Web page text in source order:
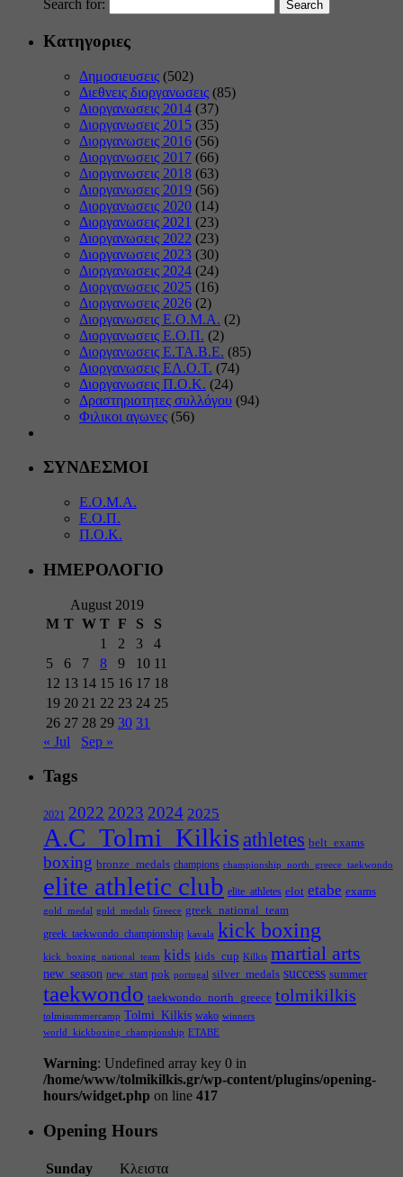
Search for:
Κατηγοριες
Δημοσιευσεις (502)
Διεθνεις διοργανωσεις (85)
Διοργανωσεις 2014 (37)
Διοργανωσεις 2015 (35)
Διοργανωσεις 2016 (56)
Διοργανωσεις 2017 (66)
Διοργανωσεις 2018 (63)
Διοργανωσεις 2019 (56)
Διοργανωσεις 2020 (14)
Διοργανωσεις 2021 (23)
Διοργανωσεις 2022 (23)
Διοργανωσεις 2023 (30)
Διοργανωσεις 2024 (24)
Διοργανωσεις 2025 (16)
Διοργανωσεις 2026 (2)
Διοργανωσεις Ε.Ο.Μ.Α. (2)
Διοργανωσεις Ε.Ο.Π. (2)
Διοργανωσεις Ε.ΤΑ.Β.Ε. (85)
Διοργανωσεις ΕΛ.Ο.Τ. (74)
Διοργανωσεις Π.Ο.Κ. (24)
Δραστηριοτητες συλλόγου (94)
Φιλικοι αγωνες (56)
ΣΥΝΔΕΣΜΟΙ
Ε.Ο.Μ.Α.
Ε.Ο.Π.
Π.Ο.Κ.
ΗΜΕΡΟΛΟΓΙΟ
August 2019
M T W T F S
S
1
2 3
4
5
6 7 8 9 10 11
12 13 14 15 16 17 18
19 20 21 22 23 24 25
26 27 28 29 30 31
« Jul
Sep »
Tags
2021 2022 2023 2024 2025
A.C_Tolmi_Kilkis athletes belt_exams
boxing bronze_medals champions championship_north_greece_taekwondo
elite athletic club elite_athletes elot etabe exams
gold_medal gold_medals Greece greek_national_team
greek_taekwondo_championship kavala kick boxing
kick_boxing_national_team kids kids_cup Kilkis martial arts
new_season new_start pok portugal silver_medals success summer
taekwondo taekwondo_north_greece tolmikilkis
tolmisummercamp Tolmi_Kilkis wako winners
world_kickboxing_championship ΕΤΑΒΕ
Warning: Undefined array key 0 in
/home/www/tolmikilkis.gr/wp-content/plugins/opening-
hours/widget.php on line 417
Opening Hours
Sunday
Κλειστα